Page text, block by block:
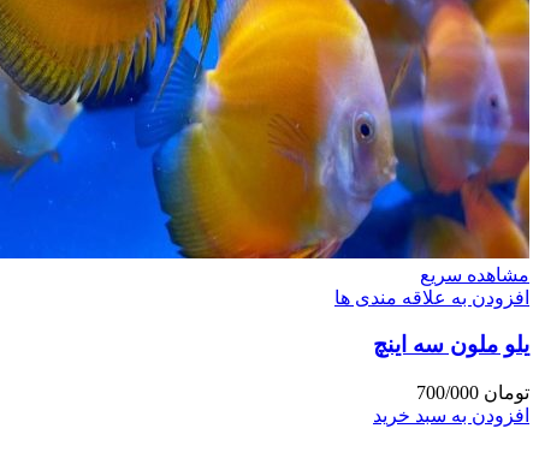
مشاهده سریع
افزودن به علاقه مندی ها
یلو ملون سه اینچ
تومان
افزودن به سبد خرید